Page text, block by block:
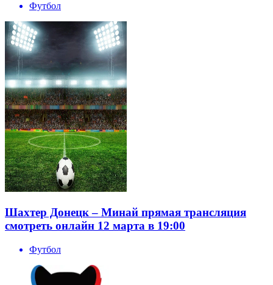
Футбол
Шахтер Донецк – Минай прямая трансляция
смотреть онлайн 12 марта в 19:00
Футбол